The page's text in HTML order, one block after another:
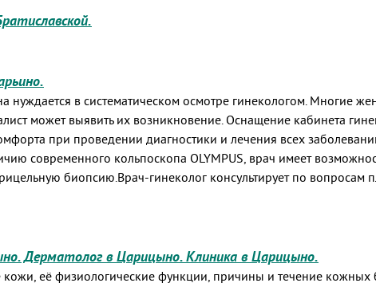
в систематическом осмотре гинекологом. Многие
может выявить их возникновение. Оснащение кабинета
при проведении диагностики и лечения всех
современного кольпоскопа OLYMPUS, врач имеет
биопсию.Врач-гинеколог консультирует по
Дерматолог в Царицыно. Клиника в Царицыно.
кожи, её физиологические функции, причины и течение кожных